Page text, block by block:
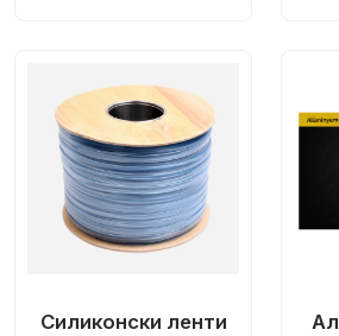
Силиконски ленти